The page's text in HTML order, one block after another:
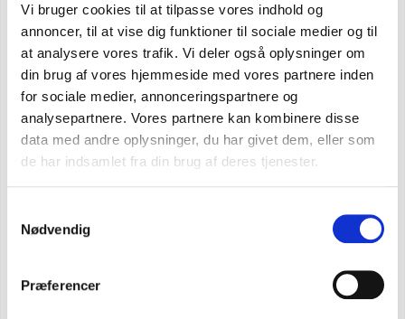
Vi bruger cookies til at tilpasse vores indhold og
annoncer, til at vise dig funktioner til sociale medier og til
at analysere vores trafik. Vi deler også oplysninger om
din brug af vores hjemmeside med vores partnere inden
for sociale medier, annonceringspartnere og
analysepartnere. Vores partnere kan kombinere disse
data med andre oplysninger, du har givet dem, eller som
de har indsamlet fra din brug af deres tjenester.
Nødvendig
Præferencer
Carhartt tradesman hundhalsband